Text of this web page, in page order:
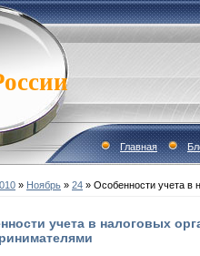
Главная
» Ноябрь » 24 » Особенности учета в
учета в налоговых